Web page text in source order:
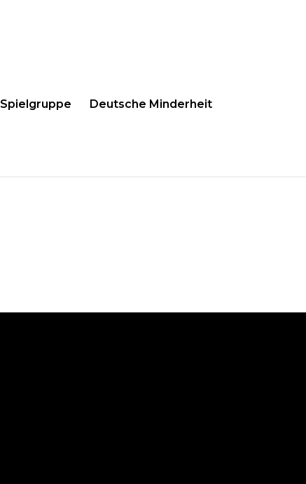
Spielgruppe Deutsche Minderheit